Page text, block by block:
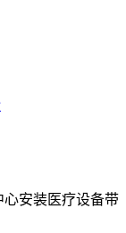
安装医疗设备带